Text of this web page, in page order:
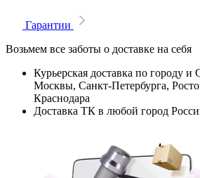
Гарантии
Возьмем все заботы о доставке на себя
Курьерская доставка по городу и
Москвы, Санкт-Петербурга,
Краснодара
Доставка ТК в любой город